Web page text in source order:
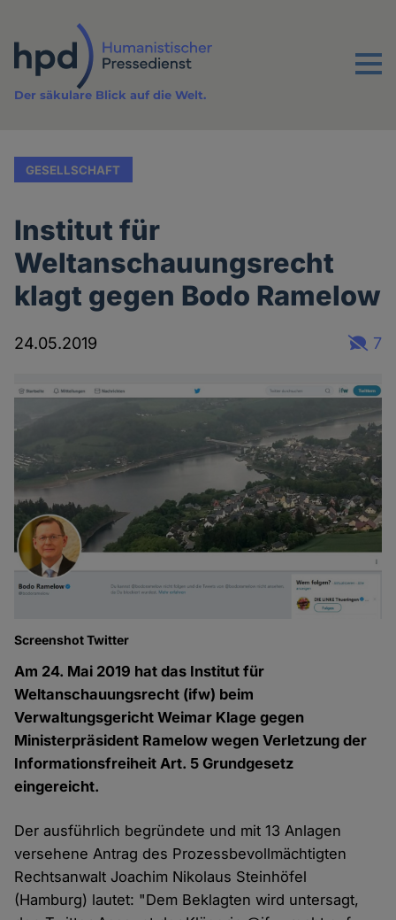
Inhalt
Menu
Der säkulare Blick auf die Welt.
GESELLSCHAFT
Institut für
Weltanschauungsrecht
klagt gegen Bodo Ramelow
24.05.2019 7
Screenshot Twitter
Am 24. Mai 2019 hat das Institut für
Weltanschauungsrecht (ifw) beim
Verwaltungsgericht Weimar Klage gegen
Ministerpräsident Ramelow wegen Verletzung der
Informationsfreiheit Art. 5 Grundgesetz
eingereicht.
Der ausführlich begründete und mit 13 Anlagen
versehene Antrag des Prozessbevollmächtigten
Rechtsanwalt Joachim Nikolaus Steinhöfel
(Hamburg) lautet: "Dem Beklagten wird untersagt,